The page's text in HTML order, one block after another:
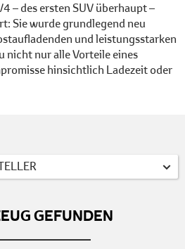
– des ersten SUV überhaupt –
Sie wurde grundlegend neu
und leistungsstarken
nicht nur alle Vorteile eines
hinsichtlich Ladezeit oder
GEFUNDEN